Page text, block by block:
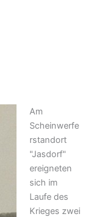
Am
Scheinwerfe
rstandort
"Jasdorf"
ereigneten
sich im
Laufe des
Krieges zwei